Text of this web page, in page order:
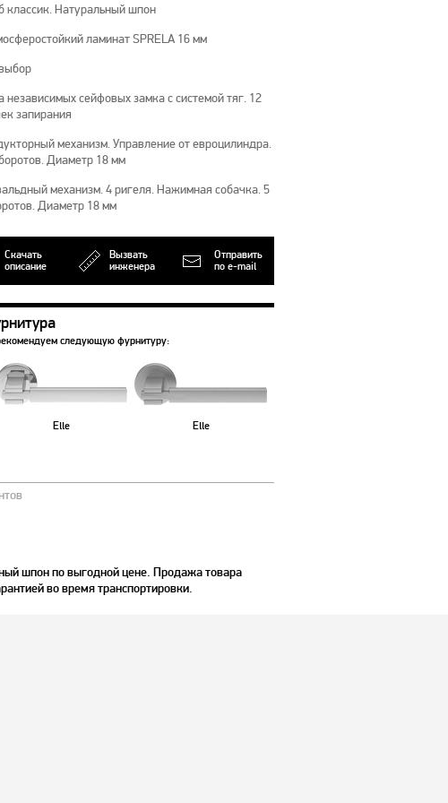
классик. Натуральный шпон
ламинат SPRELA 16 мм
независимых сейфовых замка с системой тяг. 12
запирания
механизм. Управление от евроцилиндра.
Диаметр 18 мм
механизм. 4 ригеля. Нажимная собачка. 5
Диаметр 18 мм
Скачать
описание
Вызвать
инженера
Отправить
по e-mail
следующую фурнитуру:
Elle Elle
шпон по выгодной цене. Продажа товара
во время транспортировки.